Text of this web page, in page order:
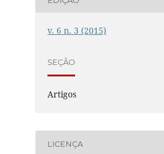
v. 6 n. 3 (2015)
SEÇÃO
Artigos
LICENÇA